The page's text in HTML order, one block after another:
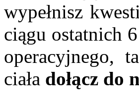
wypełnisz
ciągu ostatnich
operacyjnego,
ciała dołącz do